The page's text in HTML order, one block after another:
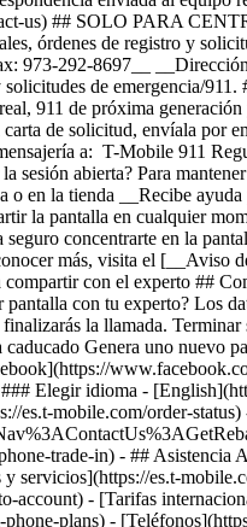
us) ## SOLO PARA
órdenes de registro y
292-8697__
de emergencia/
911 de próxima
de solicitud, envíala
a: T-Mobile 911
sesión abierta? Para
o en la tienda __Recibe
la pantalla en cualquier
seguro concentrarte en la
más, visita el
con el experto ##
con tu experto? Los
la llamada.
Genera uno
Elegir idioma -
es.t-mobile.com/order-
trade-in) - ##
servicios](https://es.t-
account) - [Tarifas
plans) -